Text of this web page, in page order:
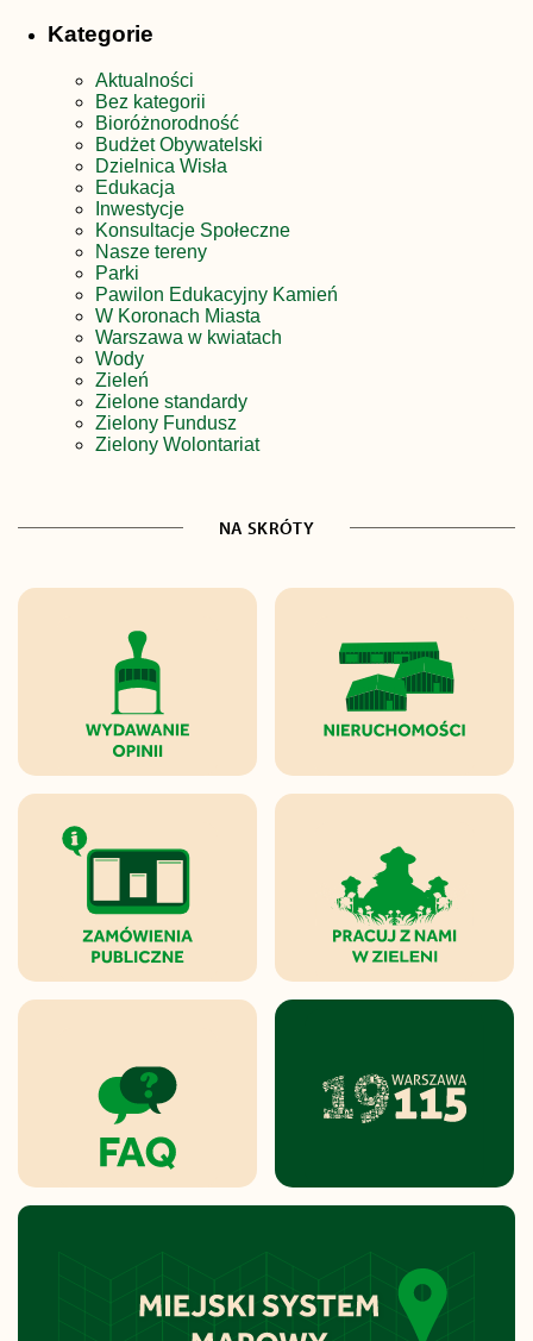
Kategorie
Aktualności
Bez kategorii
Bioróżnorodność
Budżet Obywatelski
Dzielnica Wisła
Edukacja
Inwestycje
Konsultacje Społeczne
Nasze tereny
Parki
Pawilon Edukacyjny Kamień
W Koronach Miasta
Warszawa w kwiatach
Wody
Zieleń
Zielone standardy
Zielony Fundusz
Zielony Wolontariat
NA SKRÓTY